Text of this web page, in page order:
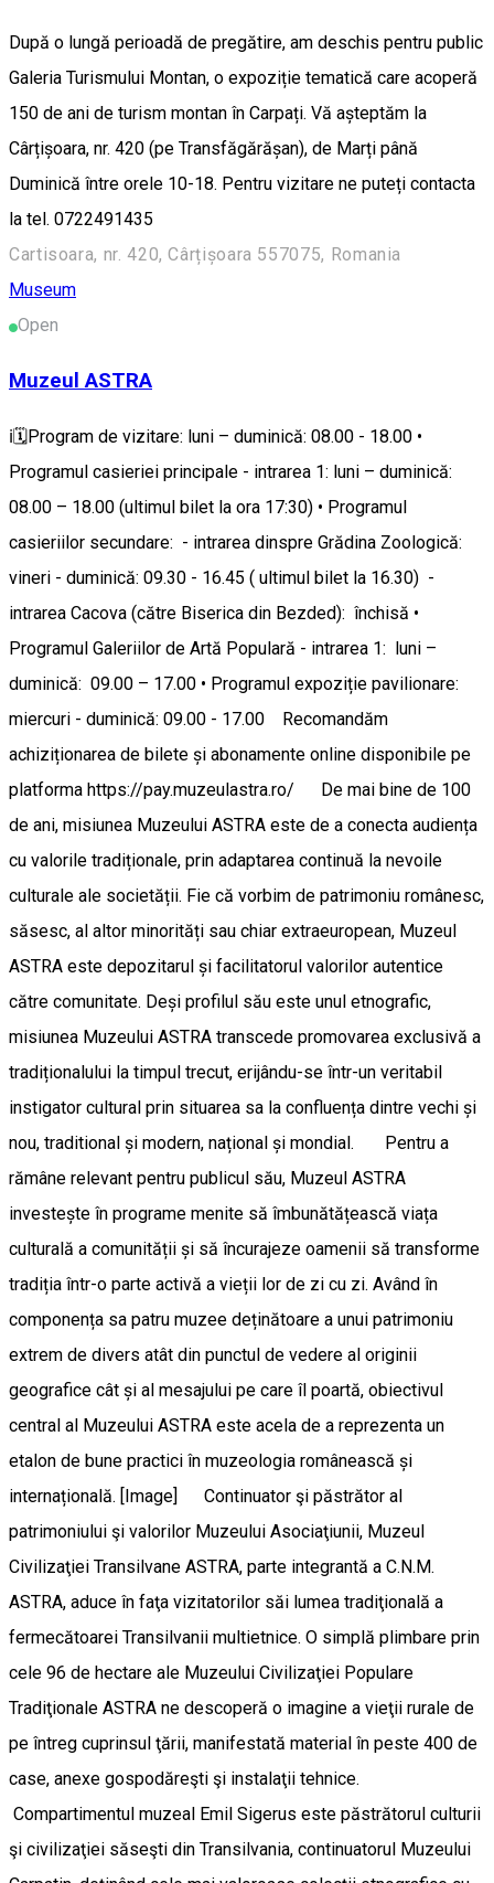
După o lungă perioadă de pregătire, am deschis pentru public
Galeria Turismului Montan, o expoziție tematică care acoperă
150 de ani de turism montan în Carpați. Vă așteptăm la
Cârțișoara, nr. 420 (pe Transfăgărășan), de Marți până
Duminică între orele 10-18. Pentru vizitare ne puteți contacta
la tel. 0722491435
Cartisoara, nr. 420, Cârțișoara 557075, Romania
Museum
Open
Muzeul ASTRA
ℹ️🗓️Program de vizitare: luni – duminică: 08.00 - 18.00 •
Programul casieriei principale - intrarea 1: luni – duminică:
08.00 – 18.00 (ultimul bilet la ora 17:30) • Programul
casieriilor secundare: - intrarea dinspre Grădina Zoologică:
vineri - duminică: 09.30 - 16.45 ( ultimul bilet la 16.30) -
intrarea Cacova (către Biserica din Bezded): închisă •
Programul Galeriilor de Artă Populară - intrarea 1: luni –
duminică: 09.00 – 17.00 • Programul expoziție pavilionare:
miercuri - duminică: 09.00 - 17.00 Recomandăm
achiziționarea de bilete și abonamente online disponibile pe
platforma https://pay.muzeulastra.ro/ De mai bine de 100
de ani, misiunea Muzeului ASTRA este de a conecta audiența
cu valorile tradiționale, prin adaptarea continuă la nevoile
culturale ale societății. Fie că vorbim de patrimoniu românesc,
săsesc, al altor minorități sau chiar extraeuropean, Muzeul
ASTRA este depozitarul și facilitatorul valorilor autentice
către comunitate. Deși profilul său este unul etnografic,
misiunea Muzeului ASTRA transcede promovarea exclusivă a
tradiționalului la timpul trecut, erijându-se într-un veritabil
instigator cultural prin situarea sa la confluența dintre vechi și
nou, traditional și modern, național și mondial. Pentru a
rămâne relevant pentru publicul său, Muzeul ASTRA
investește în programe menite să îmbunătățească viața
culturală a comunității și să încurajeze oamenii să transforme
tradiția într-o parte activă a vieții lor de zi cu zi. Având în
componența sa patru muzee deținătoare a unui patrimoniu
extrem de divers atât din punctul de vedere al originii
geografice cât și al mesajului pe care îl poartă, obiectivul
central al Muzeului ASTRA este acela de a reprezenta un
etalon de bune practici în muzeologia românească și
internațională. [Image] Continuator şi păstrător al
patrimoniului şi valorilor Muzeului Asociaţiunii, Muzeul
Civilizaţiei Transilvane ASTRA, parte integrantă a C.N.M.
ASTRA, aduce în faţa vizitatorilor săi lumea tradiţională a
fermecătoarei Transilvanii multietnice. O simplă plimbare prin
cele 96 de hectare ale Muzeului Civilizaţiei Populare
Tradiţionale ASTRA ne descoperă o imagine a vieţii rurale de
pe întreg cuprinsul ţării, manifestată material în peste 400 de
case, anexe gospodăreşti şi instalaţii tehnice.
Compartimentul muzeal Emil Sigerus este păstrătorul culturii
şi civilizaţiei săseşti din Transilvania, continuatorul Muzeului